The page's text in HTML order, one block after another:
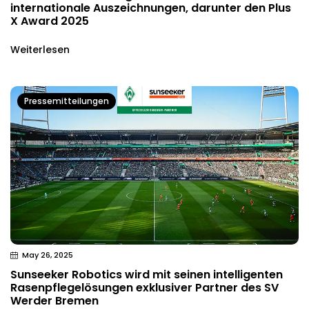
internationale Auszeichnungen, darunter den Plus
X Award 2025
Weiterlesen
Pressemitteilungen
May 26, 2025
Sunseeker Robotics wird mit seinen intelligenten
Rasenpflegelösungen exklusiver Partner des SV
Werder Bremen